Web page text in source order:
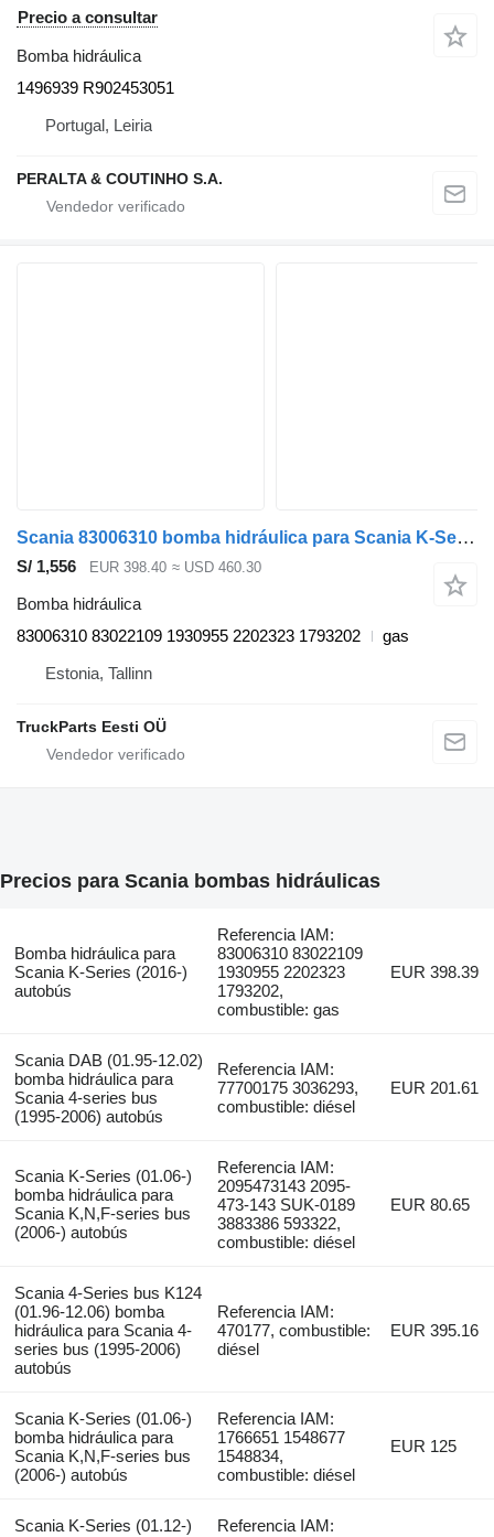
Precio a consultar
Bomba hidráulica
1496939 R902453051
Portugal, Leiria
PERALTA & COUTINHO S.A.
Scania 83006310 bomba hidráulica para Scania K-Series (2016-) autobús
S/ 1,556 EUR 398.40 ≈ USD 460.30
Bomba hidráulica
83006310 83022109 1930955 2202323 1793202
gas
Estonia, Tallinn
TruckParts Eesti OÜ
Precios para Scania bombas hidráulicas
Bomba hidráulica para
Scania K-Series (2016-)
autobús
Referencia IAM:
83006310 83022109
1930955 2202323
1793202,
combustible: gas
EUR 398.39
Scania DAB (01.95-12.02)
bomba hidráulica para
Scania 4-series bus
(1995-2006) autobús
Referencia IAM:
77700175 3036293,
combustible: diésel
EUR 201.61
Scania K-Series (01.06-)
bomba hidráulica para
Scania K,N,F-series bus
(2006-) autobús
Referencia IAM:
2095473143 2095-
473-143 SUK-0189
3883386 593322,
combustible: diésel
EUR 80.65
Scania 4-Series bus K124
(01.96-12.06) bomba
hidráulica para Scania 4-
series bus (1995-2006)
autobús
Referencia IAM:
470177, combustible:
diésel
EUR 395.16
Scania K-Series (01.06-)
bomba hidráulica para
Scania K,N,F-series bus
(2006-) autobús
Referencia IAM:
1766651 1548677
1548834,
combustible: diésel
EUR 125
Scania K-Series (01.12-)
Referencia IAM: